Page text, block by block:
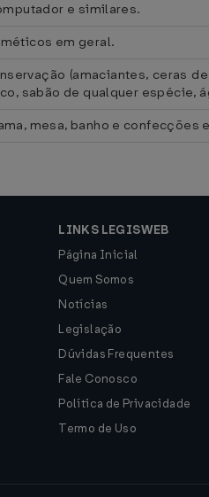
e similares.
em geral.
(amaciantes, ceras
sabão de qualquer espécie,
mesa, banho e confecções
LINKS LEGISWEB
Página Inicial
Quem Somos
Notícias
Legislação
Dúvidas Frequentes
Fale Conosco
Política de Privacidade
Termo de Uso